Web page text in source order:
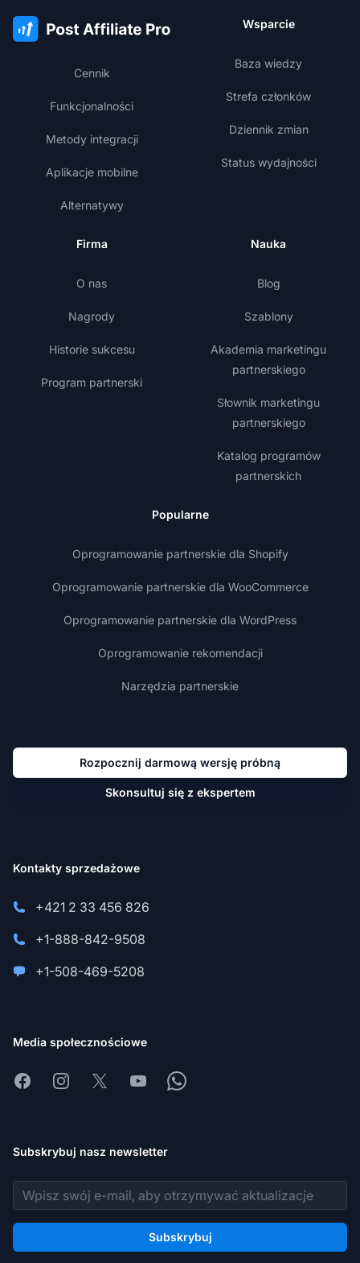
Cennik
Funkcjonalności
Metody integracji
Aplikacje mobilne
Alternatywy
Wsparcie
Baza wiedzy
Strefa członków
Dziennik zmian
Status wydajności
Firma
O nas
Nagrody
Historie sukcesu
Program partnerski
Nauka
Blog
Szablony
Akademia marketingu
partnerskiego
Słownik marketingu
partnerskiego
Katalog programów
partnerskich
Popularne
Oprogramowanie partnerskie dla Shopify
Oprogramowanie partnerskie dla WooCommerce
Oprogramowanie partnerskie dla WordPress
Oprogramowanie rekomendacji
Narzędzia partnerskie
Rozpocznij darmową wersję próbną
Skonsultuj się z ekspertem
Kontakty sprzedażowe
+421 2 33 456 826
+1-888-842-9508
+1-508-469-5208
Media społecznościowe
FacebookInstagram
X YoutubeWhatsapp
Subskrybuj nasz newsletter
Adres e-mail
Subskrybuj